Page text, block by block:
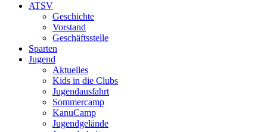
ATSV
Geschichte
Vorstand
Geschäftsstelle
Sparten
Jugend
Aktuelles
Kids in die Clubs
Jugendausfahrt
Sommercamp
KanuCamp
Jugendgelände